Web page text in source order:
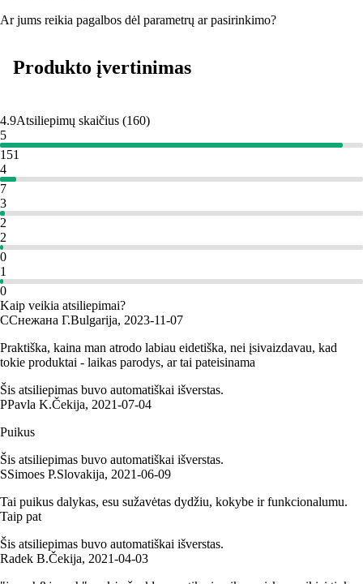
Ar jums reikia pagalbos dėl parametrų ar pasirinkimo?
Produkto įvertinimas
4.9Atsiliepimų skaičius (160)
5
151
4
7
3
2
2
0
1
0
Kaip veikia atsiliepimai?
ССнежана Г.Bulgarija, 2023‑11‑07
Praktiška, kaina man atrodo labiau eidetiška, nei įsivaizdavau, kad
tokie produktai - laikas parodys, ar tai pateisinama
Šis atsiliepimas buvo automatiškai išverstas.
PPavla K.Čekija, 2021‑07‑04
Puikus
Šis atsiliepimas buvo automatiškai išverstas.
SSimoes P.Slovakija, 2021‑06‑09
Tai puikus dalykas, esu sužavėtas dydžiu, kokybe ir funkcionalumu.
Taip pat
Šis atsiliepimas buvo automatiškai išverstas.
Radek B.Čekija, 2021‑04‑03